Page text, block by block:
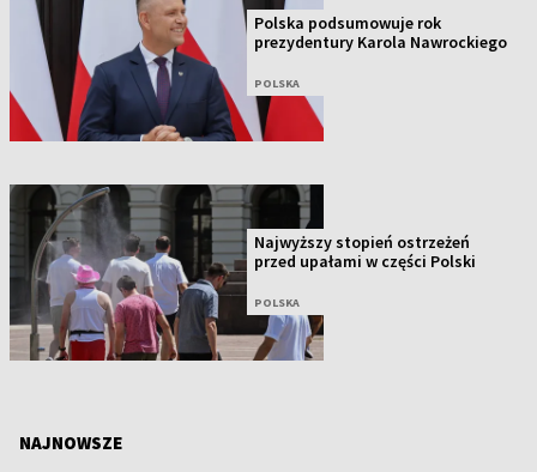
Polska podsumowuje rok
prezydentury Karola Nawrockiego
POLSKA
Najwyższy stopień ostrzeżeń
przed upałami w części Polski
POLSKA
NAJNOWSZE